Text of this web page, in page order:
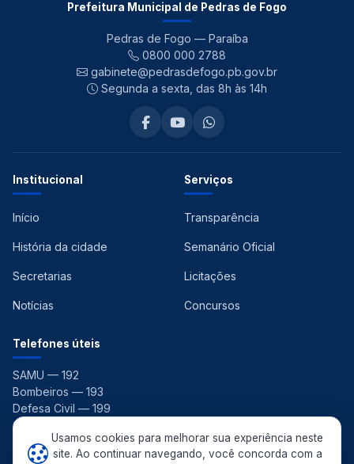
Prefeitura Municipal de Pedras de Fogo
Pedras de Fogo — Paraíba
0800 000 2788
gabinete@pedrasdefogo.pb.gov.br
Segunda a sexta, das 8h às 14h
Institucional
Início
História da cidade
Secretarias
Notícias
Serviços
Transparência
Semanário Oficial
Licitações
Concursos
Telefones úteis
SAMU — 192
Bombeiros — 193
Defesa Civil — 199
Ouvidoria — 156
Usamos cookies para melhorar sua experiência neste
site. Ao continuar navegando, você concorda com a